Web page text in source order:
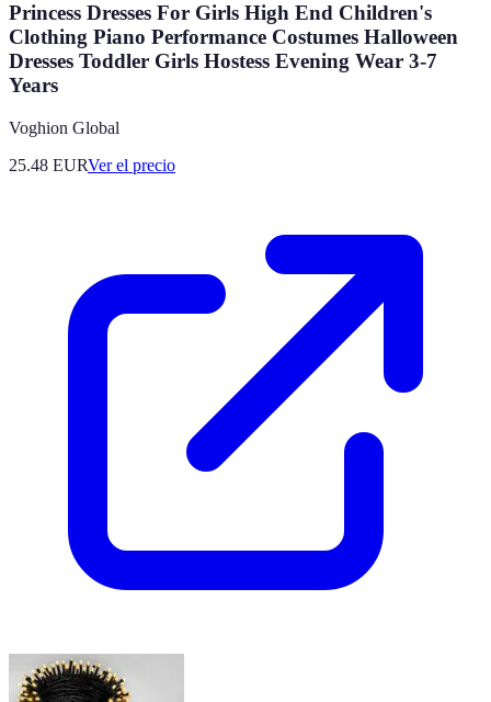
Princess Dresses For Girls High End Children's
Clothing Piano Performance Costumes Halloween
Dresses Toddler Girls Hostess Evening Wear 3-7
Years
Voghion Global
25.48 EURVer el precio